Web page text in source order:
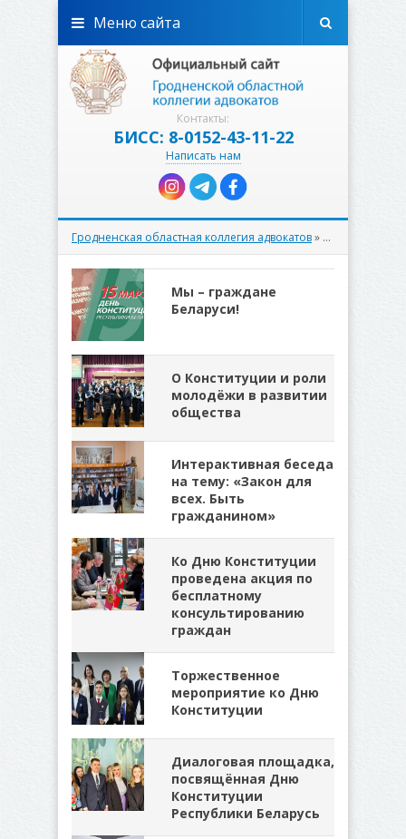
Контакты:
БИСС: 8-0152-43-11-22
Написать нам
Меню сайта
Гродненская областная коллегия адвокатов» Материалы за 15.03.2024
Мы – граждане
Беларуси!
О Конституции и роли
молодёжи в развитии
общества
Интерактивная беседа
на тему: «Закон для
всех. Быть
гражданином»
Ко Дню Конституции
проведена акция по
бесплатному
консультированию
граждан
Торжественное
мероприятие ко Дню
Конституции
Диалоговая площадка,
посвящённая Дню
Конституции
Республики Беларусь